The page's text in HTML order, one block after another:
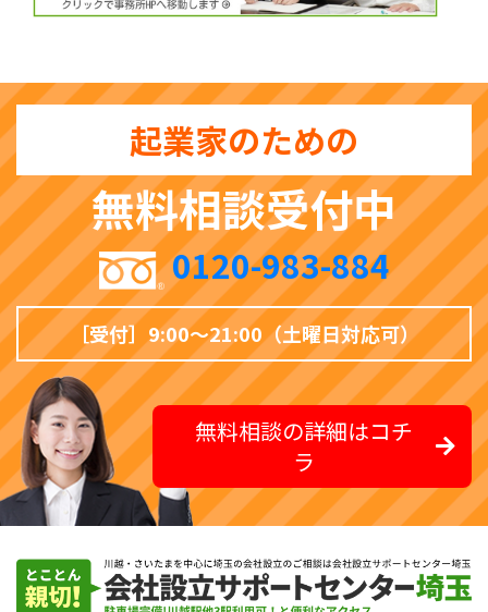
無料相談の詳細はコチ
ラ
起業家のための
無料相談受付中
0120-983-884
［受付］9:00〜21:00（土曜日対応可）